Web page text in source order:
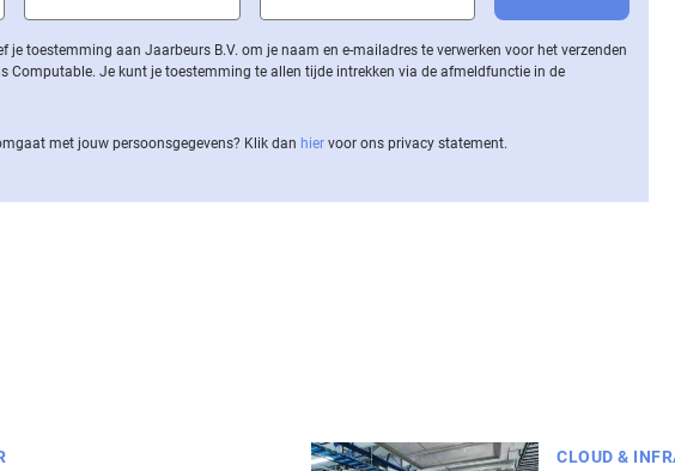
je toestemming aan Jaarbeurs B.V. om je naam en e-mailadres te verwerken voor het verzenden
Computable. Je kunt je toestemming te allen tijde intrekken via de af­meld­func­tie in de
met jouw per­soons­ge­ge­vens? Klik dan hier voor ons privacy statement.
CLOUD &